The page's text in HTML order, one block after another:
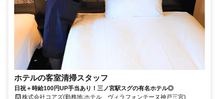
ホテルの客室清掃スタッフ
日祝＋時給100円UP手当あり！三ノ宮駅スグの有名ホテル◎
株式会社コアズ(勤務地:ホテル ヴィラフォンテーヌ神戸三宮)